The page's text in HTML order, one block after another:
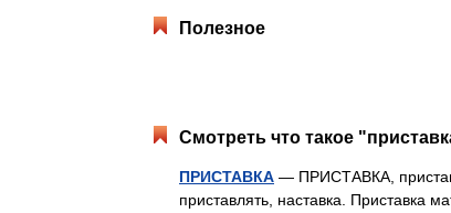
Полезное
Смотреть что такое
ПРИСТАВКА — ПРИСТАВКА,
приставлять, наставка. Приставка